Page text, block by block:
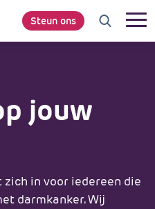
Steun ons
jouw
in voor iedereen die
darmkanker. Wij